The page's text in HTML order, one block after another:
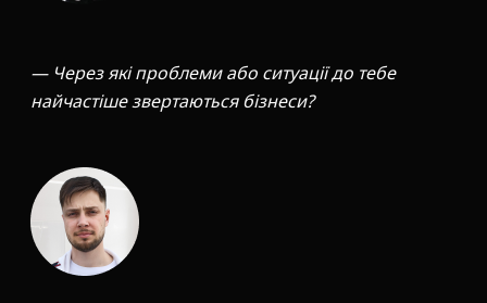
— Через які проблеми або ситуації до тебе
найчастіше звертаються бізнеси?